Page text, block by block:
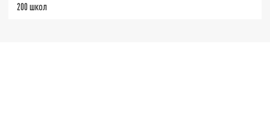
200 школ